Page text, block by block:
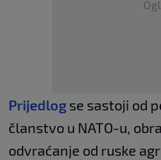
Prijedlog se sastoji od
članstvo u NATO-u,
odvraćanje od ruske